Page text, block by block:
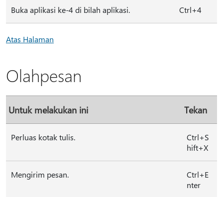
Buka aplikasi ke-4 di bilah aplikasi. Ctrl+4
Atas Halaman
Olahpesan
Untuk melakukan ini Tekan
Perluas kotak tulis.
Ctrl+S
hift+X
Mengirim pesan.
Ctrl+E
nter